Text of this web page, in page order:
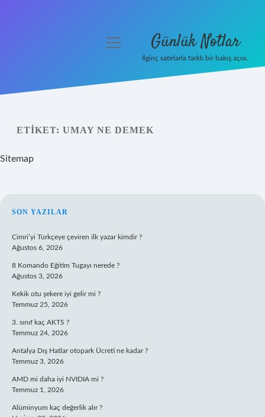
Yasal Uyarı
Hakkımızda
menüyü
Günlük Notlar
İlginç satırlarla farklı bir bakış açısı.
ETIKET: UMAY NE DEMEK
Sitemap
SIDEBAR
SON YAZILAR
Cimri’yi Türkçeye çeviren ilk yazar kimdir ?
Ağustos 6, 2026
8 Komando Eğitim Tugayı nerede ?
Ağustos 3, 2026
Kekik otu şekere iyi gelir mi ?
Temmuz 25, 2026
3. sınıf kaç AKTS ?
Temmuz 24, 2026
Antalya Dış Hatlar otopark Ücreti ne kadar ?
Temmuz 3, 2026
AMD mi daha iyi NVIDIA mi ?
Temmuz 1, 2026
Alüminyum kaç değerlik alır ?